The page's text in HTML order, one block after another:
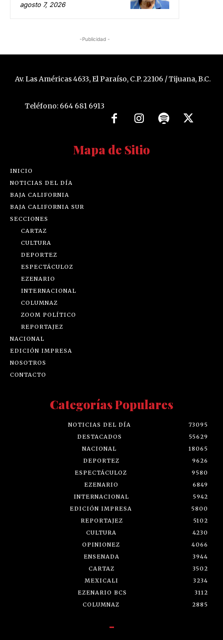
agosto 7, 2026
-Publicidad -
Av. Las Américas 4633, El Paraíso, C.P. 22106 / Tijuana, B.C.
Teléfono: 664 681 6913
Mapa de Sitio
INICIO
NOTICIAS DEL DÍA
BAJA CALIFORNIA
BAJA CALIFORNIA SUR
SECCIONES
CARTAZ
CULTURA
DEPORTEZ
ESPECTÁCULOZ
EZENARIO
INTERNACIONAL
COLUMNAZ
ZOOM POLÍTICO
REPORTAJEZ
NACIONAL
EDICIÓN IMPRESA
NOSOTROS
CONTACTO
Categorías Populares
NOTICIAS DEL DÍA
73095
DESTACADOS
55629
NACIONAL
18065
DEPORTEZ
9626
ESPECTÁCULOZ
9580
EZENARIO
6849
INTERNACIONAL
5942
EDICIÓN IMPRESA
5800
REPORTAJEZ
5102
CULTURA
4230
OPINIONEZ
4066
ENSENADA
3944
CARTAZ
3502
MEXICALI
3234
EZENARIO BCS
3112
COLUMNAZ
2885
-